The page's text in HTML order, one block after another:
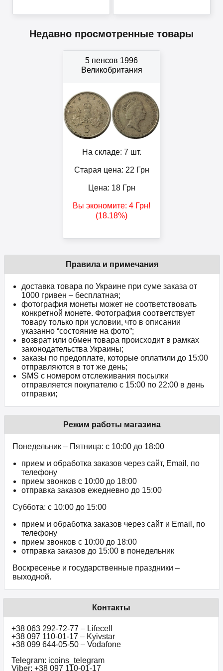
Недавно просмотренные товары
5 пенсов 1996
Великобритания
На складе: 7 шт.
Старая цена: 22 Грн
Цена: 18Грн
Вы экономите: 4 Грн!
(18.18%)
Правила и примечания
доставка товара по Украине при суме заказа от
1000 гривен – бесплатная;
фотография монеты может не соответствовать
конкретной монете. Фотография соответствует
товару только при условии, что в описании
указанно “состояние на фото”;
возврат или обмен товара происходит в рамках
законодательства Украины;
заказы по предоплате, которые оплатили до 15:00
отправляются в тот же день;
SMS с номером отслеживания посылки
отправляется покупателю с 15:00 по 22:00 в день
отправки;
Режим работы магазина
Понедельник – Пятница: с 10:00 до 18:00
прием и обработка заказов через сайт, Email, по
телефону
прием звонков c 10:00 до 18:00
отправка заказов ежедневно до 15:00
Суббота: с 10:00 до 15:00
прием и обработка заказов через сайт и Email, по
телефону
прием звонков c 10:00 до 18:00
отправка заказов до 15:00 в понедельник
Воскресенье и государственные праздники –
выходной.
Контакты
+38 063 292-72-77 – Lifecell
+38 097 110-01-17 – Kyivstar
+38 099 644-05-50 – Vodafone
Telegram: icoins_telegram
Viber: +38 097 110-01-17